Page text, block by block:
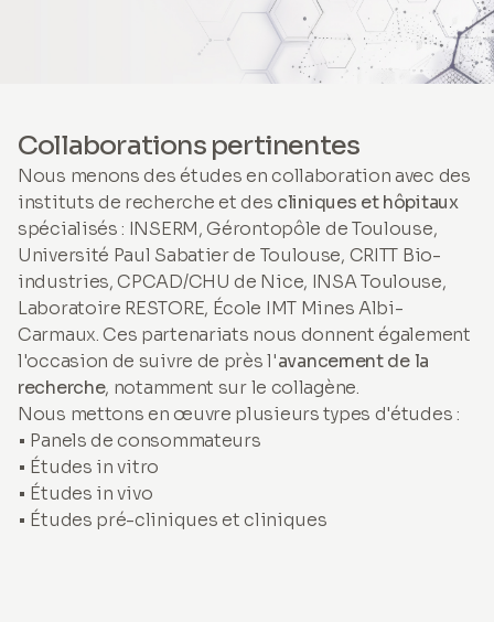
Collaborations pertinentes
Nous menons des études en collaboration avec des
instituts de recherche et des cliniques et hôpitaux
spécialisés : INSERM, Gérontopôle de Toulouse,
Université Paul Sabatier de Toulouse, CRITT Bio-
industries, CPCAD/CHU de Nice, INSA Toulouse,
Laboratoire RESTORE, École IMT Mines Albi-
Carmaux. Ces partenariats nous donnent également
l'occasion de suivre de près l'avancement de la
recherche, notamment sur le collagène.
Nous mettons en œuvre plusieurs types d'études :
• Panels de consommateurs
• Études in vitro
• Études in vivo
• Études pré-cliniques et cliniques